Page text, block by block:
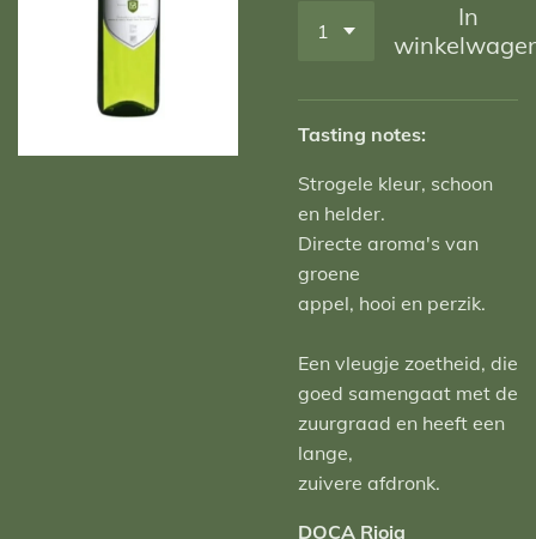
In
Tasting notes:
Strogele kleur, schoon
en helder.
Directe aroma's van
groene
appel, hooi en perzik.
Een vleugje zoetheid, die
goed samengaat met de
zuurgraad en heeft een
lange,
zuivere afdronk.
DOCA Rioja